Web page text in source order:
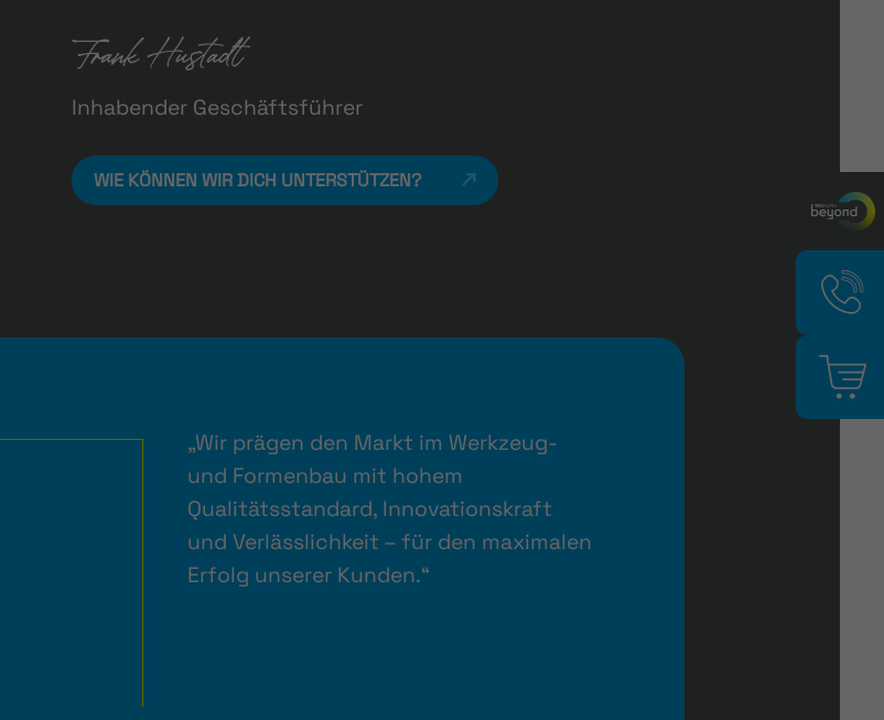
Inhabender Geschäftsführer
WIE KÖNNEN WIR DICH UNTERSTÜTZEN?
„Wir prägen den Markt im Werkzeug-
und Formenbau mit hohem
Qualitätsstandard, Innovationskraft
und Verlässlichkeit – für den maximalen
Erfolg unserer Kunden.“